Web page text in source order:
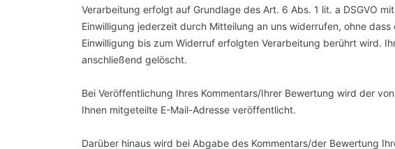
Verarbeitung erfolgt auf Grundlage des Art. 6 Abs. 1 lit. a DSGVO
Einwilligung jederzeit durch Mitteilung an uns widerrufen, ohne
Einwilligung bis zum Widerruf erfolgten Verarbeitung berührt wird.
anschließend gelöscht.
Bei Veröffentlichung Ihres Kommentars/Ihrer Bewertung wird der
Ihnen mitgeteilte E-Mail-Adresse veröffentlicht.
Darüber hinaus wird bei Abgabe des Kommentars/der Bewertung